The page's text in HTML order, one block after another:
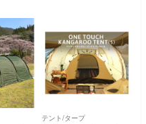
テント/タープ